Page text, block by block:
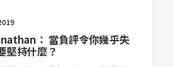
： 當負評令你幾乎失
堅持什麼？